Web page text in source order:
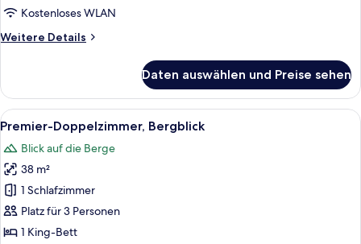
Kostenloses WLAN
Weitere Details
Weitere
Gartenblick
(Residence)
Daten auswählen und Preise sehen
Alle
Fotos
für
Premier-
Doppelzimmer,
Bergblick
anzeigen
Ein modernes Hotelzimmer mit
5
Premier-Doppelzimmer, Bergblick
Blick auf die Berge
38 m²
1 Schlafzimmer
Platz für 3 Personen
1 King-Bett